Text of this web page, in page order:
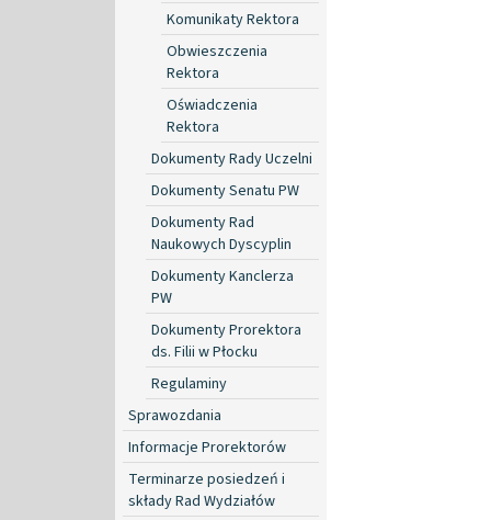
Komunikaty Rektora
Obwieszczenia
Rektora
Oświadczenia
Rektora
Dokumenty Rady Uczelni
Dokumenty Senatu PW
Dokumenty Rad
Naukowych Dyscyplin
Dokumenty Kanclerza
PW
Dokumenty Prorektora
ds. Filii w Płocku
Regulaminy
Sprawozdania
Informacje Prorektorów
Terminarze posiedzeń i
składy Rad Wydziałów